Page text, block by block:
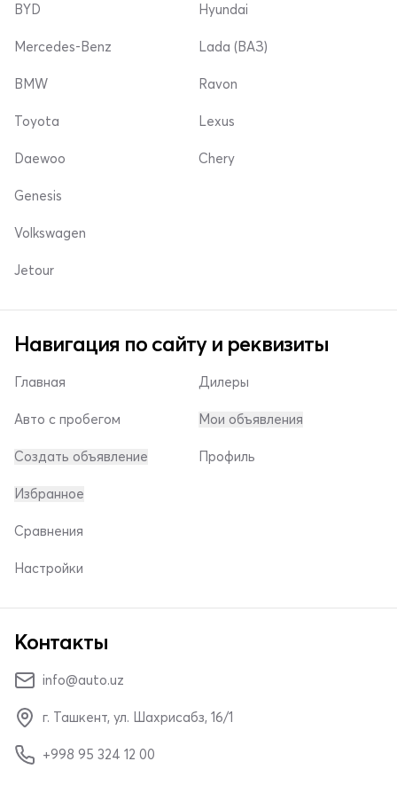
BYD
Mercedes-Benz
Hyundai
Lada (ВАЗ)
BMW
Toyota
Daewoo
Ravon
Lexus
Chery
Genesis
Volkswagen
Jetour
Навигация по сайту и реквизиты
Главная
Авто с пробегом
Создать объявление
Дилеры
Мои объявления
Профиль
Избранное
Сравнения
Настройки
Контакты
info@auto.uz
г. Ташкент, ул. Шахрисабз, 16/1
+998 95 324 12 00